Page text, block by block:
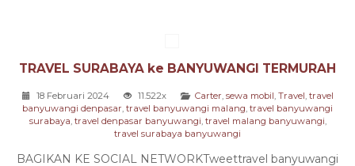
TRAVEL SURABAYA ke BANYUWANGI TERMURAH
18 Februari 2024 11.522x Carter, sewa mobil, Travel, travel
banyuwangi denpasar, travel banyuwangi malang, travel banyuwangi
surabaya, travel denpasar banyuwangi, travel malang banyuwangi,
travel surabaya banyuwangi
BAGIKAN KE SOCIAL NETWORKTweettravel banyuwangi